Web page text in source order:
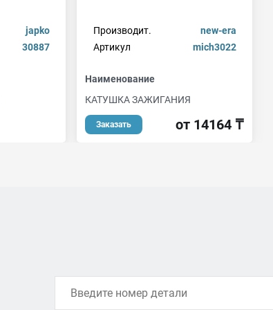
japko
30887
Производит.
new-era
Артикул
mich3022
Наименование
КАТУШКА ЗАЖИГАНИЯ
Заказать от 14164 ₸